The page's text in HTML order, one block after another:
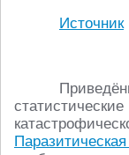
Источник